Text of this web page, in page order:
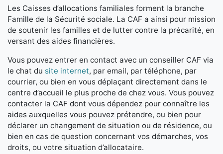
Les Caisses d’allocations familiales forment la branche
Famille de la Sécurité sociale. La CAF a ainsi pour mission
de soutenir les familles et de lutter contre la précarité, en
versant des aides financières.
Vous pouvez entrer en contact avec un conseiller CAF via
le chat du site internet, par email, par téléphone, par
courrier, ou bien en vous déplaçant directement dans le
centre d’accueil le plus proche de chez vous. Vous pouvez
contacter la CAF dont vous dépendez pour connaître les
aides auxquelles vous pouvez prétendre, ou bien pour
déclarer un changement de situation ou de résidence, ou
bien en cas de question concernant vos démarches, vos
droits, ou votre situation d’allocataire.